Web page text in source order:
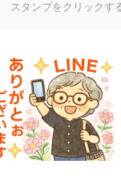
スタンプをクリックす